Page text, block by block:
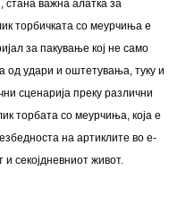
стана важна алатка за
торбичката со меурчиња е
за пакување кој не само
од удари и оштетувања, туку и
сценарија преку различни
торбата со меурчиња, која е
на артиклите во е-
и секојдневниот живот.